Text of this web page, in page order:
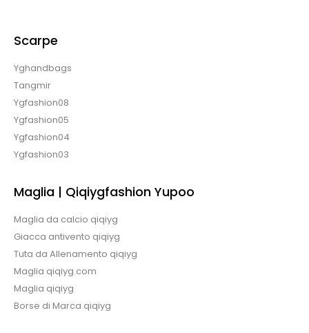
Scarpe
Yghandbags
Tangmir
Ygfashion08
Ygfashion05
Ygfashion04
Ygfashion03
Maglia | Qiqiygfashion Yupoo
Maglia da calcio qiqiyg
Giacca antivento qiqiyg
Tuta da Allenamento qiqiyg
Maglia qiqiyg.com
Maglia qiqiyg
Borse di Marca qiqiyg